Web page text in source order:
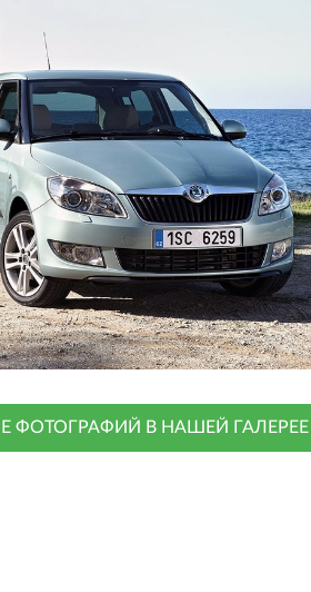
ФОТОГРАФИЙ В НАШЕЙ ГАЛЕРЕЕ